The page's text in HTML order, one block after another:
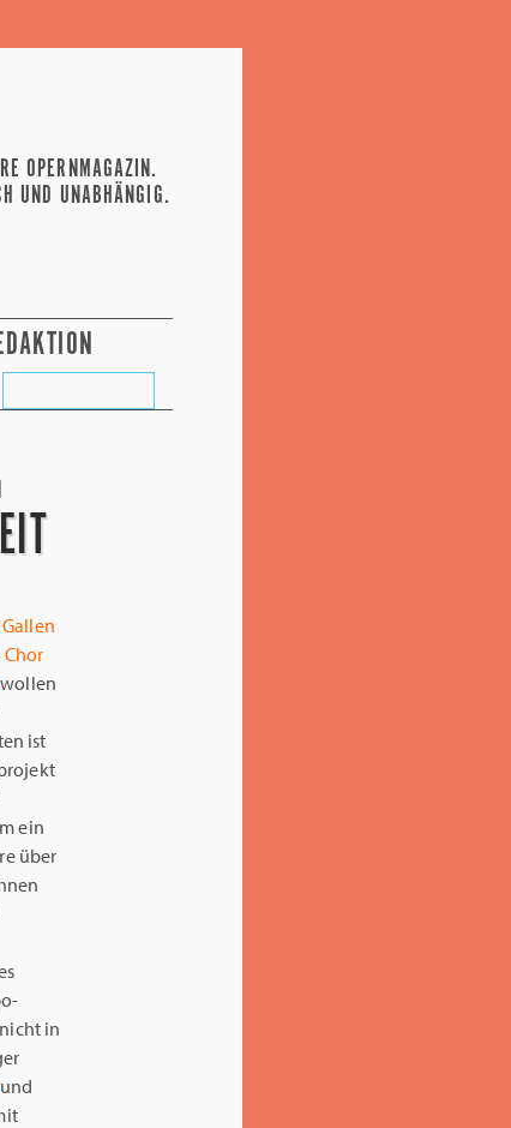
OPERNMAGAZIN.
UND UNABHÄNGIG.
Chor
wollen
ist
ein
über
in
und